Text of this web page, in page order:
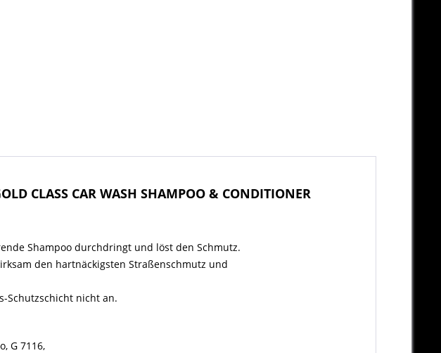
CLASS CAR WASH SHAMPOO & CONDITIONER
Shampoo durchdringt und löst den Schmutz.
den hartnäckigsten Straßenschmutz und
Schutzschicht nicht an.
G 7116,